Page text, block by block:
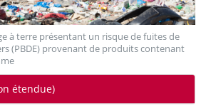
à terre présentant un risque de fuites de
(PBDE) provenant de produits contenant
étendue)